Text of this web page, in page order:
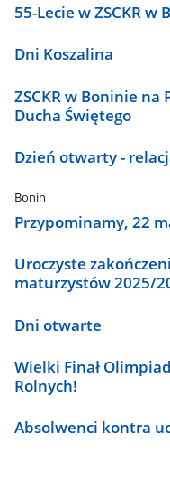
55-Lecie w ZSCKR w
Dni Koszalina
ZSCKR w Boninie na
Ducha Świętego
Dzień otwarty -
Bonin
Przypominamy, 22
Uroczyste
maturzystów 2025/
Dni otwarte
Wielki Finał
Rolnych!
Absolwenci kontra